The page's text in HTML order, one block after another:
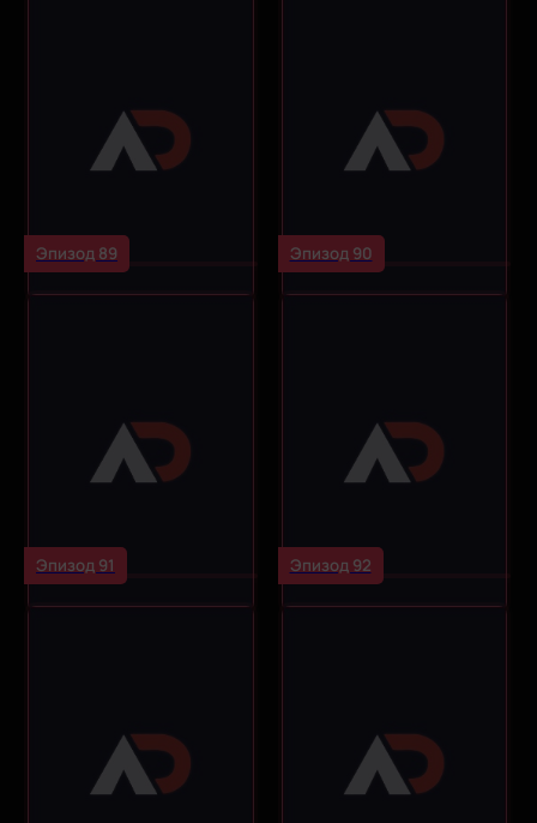
Эпизод 89 Эпизод 90
Эпизод 91 Эпизод 92